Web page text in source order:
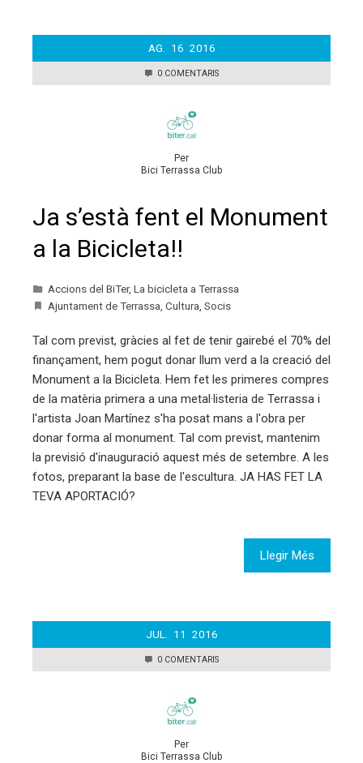
AG. 16 2016
0 COMENTARIS
Per
Bici Terrassa Club
Ja s’està fent el Monument
a la Bicicleta!!
Accions del BiTer, La bicicleta a Terrassa
Ajuntament de Terrassa Cultura Socis
Tal com previst, gràcies al fet de tenir gairebé el 70% del
finançament, hem pogut donar llum verd a la creació del
Monument a la Bicicleta. Hem fet les primeres compres
de la matèria primera a una metal·listeria de Terrassa i
l'artista Joan Martínez s'ha posat mans a l'obra per
donar forma al monument. Tal com previst, mantenim
la previsió d'inauguració aquest més de setembre. A les
fotos, preparant la base de l'escultura. JA HAS FET LA
TEVA APORTACIÓ?
Llegir Més
JUL. 11 2016
0 COMENTARIS
Per
Bici Terrassa Club